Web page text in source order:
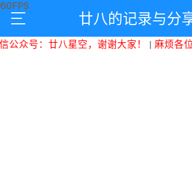
廿八的记录与分
众号：廿八星空，谢谢大家！| 麻烦各位